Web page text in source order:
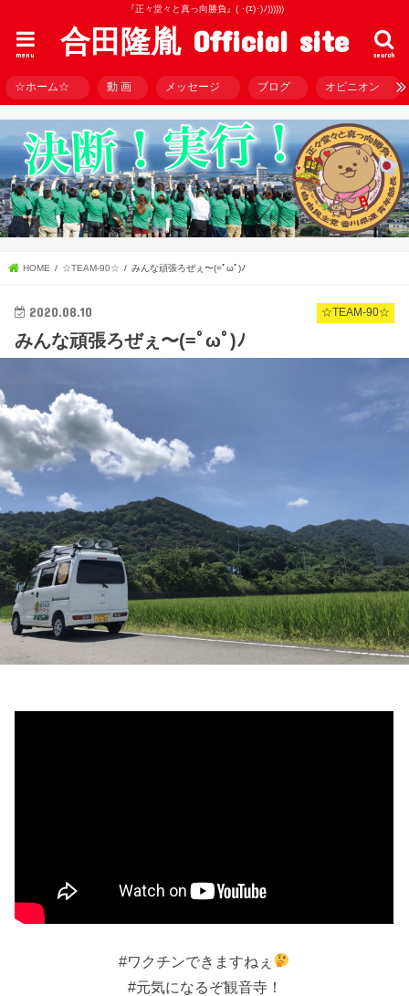
『正々堂々と真っ向勝負』( ･(ｴ)･)ﾉ))))))
合田隆胤 Official site search
menu
☆ホーム☆ 動 画 メッセージ ブログ オピニオン
HOME ☆TEAM-90☆ みんな頑張ろぜぇ〜(=ﾟωﾟ)ﾉ
☆TEAM-90☆
2020.08.10
みんな頑張ろぜぇ〜(=ﾟωﾟ)ﾉ
#ワクチンできますねぇ
#元気になるぞ観音寺！